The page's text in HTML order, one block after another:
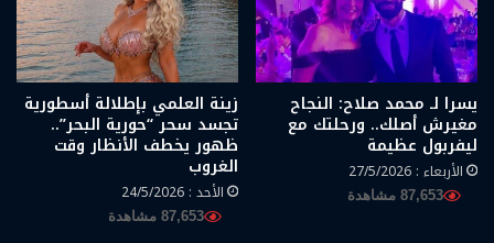
يسرا لـ محمد صلاح: النجاح
مغيرش أصلك.. ورحلتك مع
ليفربول عظيمة
الأربعاء : 27/5/2026
87,653 مشاهدة
زينة العلمي بإطلالة أسطورية
تجسد سحر “حورية البحر”..
ظهور يخطف الأنظار وقت
الغروب
الأحد : 24/5/2026
87,653 مشاهدة